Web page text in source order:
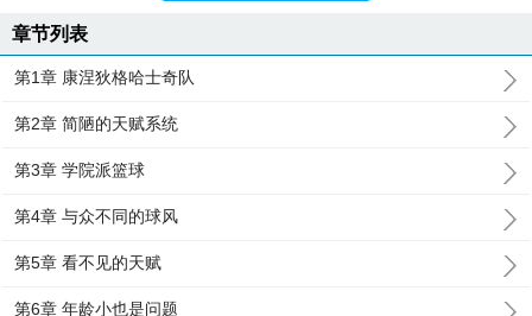
章节列表
第1章 康涅狄格哈士奇队
第2章 简陋的天赋系统
第3章 学院派篮球
第4章 与众不同的球风
第5章 看不见的天赋
第6章 年龄小也是问题